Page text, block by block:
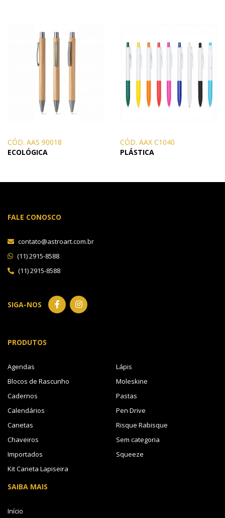
CÓD. AAS 90018
ECOLÓGICA
CÓD. AAX C1040
PLÁSTICA
FALE CONOSCO
contato@astroart.com.br
(11) 2915-8588
(11) 2915-8588
SIGA-NOS
PRODUTOS
Agendas
Blocos de Rascunho
Cadernos
Calendários
Canetas
Chaveiros
Importados
Kit Caneta Lapiseira
Lápis
Moleskine
Pastas
Pen Drive
Risque Rabisque
Sem categoria
Squeeze
SAIBA MAIS
Início